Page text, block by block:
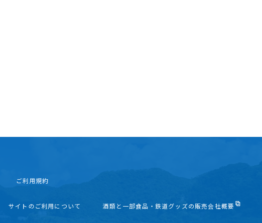
ご利用規約
サイトのご利用について 酒類と一部食品・鉄道グッズの販売会社概要